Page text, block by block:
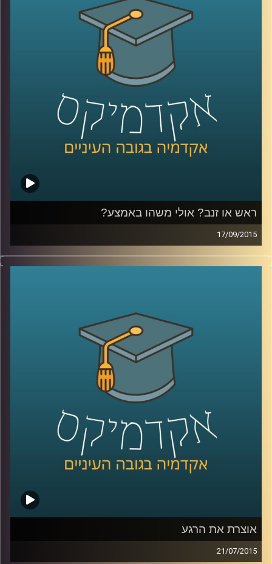
פלישה למידע אישי, הורדות לא חוקיות
ושימושים לא רצויים אחרים, אבל יש לזה גם
צדדים בעיתיים (כנראה שהבחנתם באחד או
קרדיט תמונות: AudioVersity
ראש או זנב? אולי משהו באמצע?
17/09/2015
דוקטור גבריאלה ברזין וגיל מרקוביץ קוראות יחד
יש לשאוף, אותה יש לזהות ולתרגל באופן שונה
מאדם לאדם, המידה המבלבלת, שכדאי להכיר
לקראת השנה החדשה. המידה האמצעית
מלמדת אותנו, בין היתר, על מורכבות הנפש ועל
הביטוי השגור בתרבות היהודית "לפנים משורת
קרדיט תמונות:AudioVersity
אוצרת את הרגע
21/07/2015